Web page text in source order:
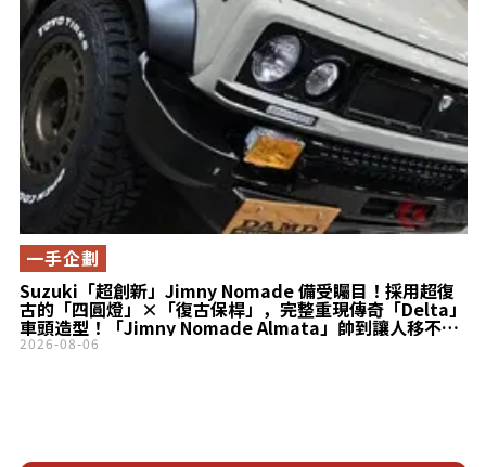
Suzuki「超創新」Jimny Nomade 備受矚目！採用超復
古的「四圓燈」×「復古保桿」，完整重現傳奇「Delta」
車頭造型！「Jimny Nomade Almata」帥到讓人移不開
目光！
一手企劃
2026-08-06